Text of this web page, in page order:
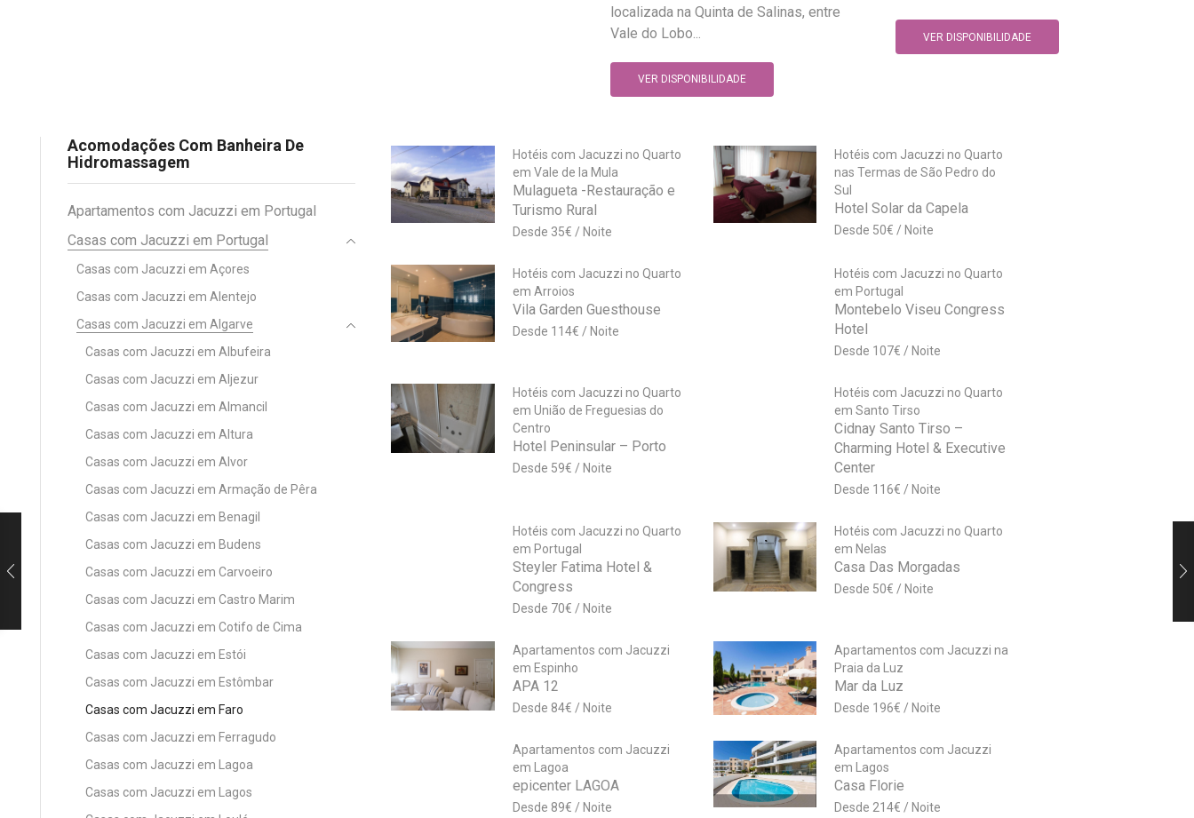
localizada na Quinta de Salinas, entre
Vale do Lobo...
VER DISPONIBILIDADE
VER DISPONIBILIDADE
Acomodações Com Banheira De
Hidromassagem
Apartamentos com Jacuzzi em Portugal
Casas com Jacuzzi em Portugal
Casas com Jacuzzi em Açores
Casas com Jacuzzi em Alentejo
Casas com Jacuzzi em Algarve
Casas com Jacuzzi em Albufeira
Casas com Jacuzzi em Aljezur
Casas com Jacuzzi em Almancil
Casas com Jacuzzi em Altura
Casas com Jacuzzi em Alvor
Casas com Jacuzzi em Armação de Pêra
Casas com Jacuzzi em Benagil
Casas com Jacuzzi em Budens
Casas com Jacuzzi em Carvoeiro
Casas com Jacuzzi em Castro Marim
Casas com Jacuzzi em Cotifo de Cima
Casas com Jacuzzi em Estói
Casas com Jacuzzi em Estômbar
Casas com Jacuzzi em Faro
Casas com Jacuzzi em Ferragudo
Casas com Jacuzzi em Lagoa
Casas com Jacuzzi em Lagos
Hotéis com Jacuzzi no Quarto
em Vale de la Mula
Mulagueta -Restauração e
Turismo Rural
35€
Hotéis com Jacuzzi no Quarto
nas Termas de São Pedro do
Sul
Hotel Solar da Capela
50€
Hotéis com Jacuzzi no Quarto
em Arroios
Vila Garden Guesthouse
114€
Hotéis com Jacuzzi no Quarto
em Portugal
Montebelo Viseu Congress
Hotel
107€
Hotéis com Jacuzzi no Quarto
em União de Freguesias do
Centro
Hotel Peninsular – Porto
59€
Hotéis com Jacuzzi no Quarto
em Santo Tirso
Cidnay Santo Tirso –
Charming Hotel & Executive
Center
116€
Hotéis com Jacuzzi no Quarto
em Portugal
Steyler Fatima Hotel &
Congress
70€
Hotéis com Jacuzzi no Quarto
em Nelas
Casa Das Morgadas
50€
Apartamentos com Jacuzzi
em Espinho
APA 12
84€
Apartamentos com Jacuzzi na
Praia da Luz
Mar da Luz
196€
Apartamentos com Jacuzzi
em Lagoa
epicenter LAGOA
89€
Apartamentos com Jacuzzi
em Lagos
Casa Florie
214€